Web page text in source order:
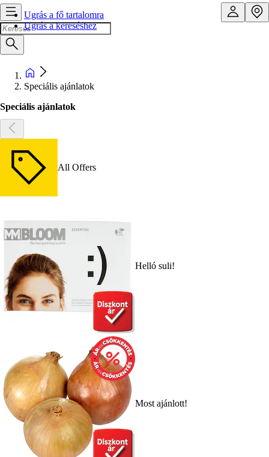
Ugrás a fő tartalomra
Ugrás a kereséshez
Speciális ajánlatok
Speciális ajánlatok
All Offers
Helló suli!
Most ajánlott!